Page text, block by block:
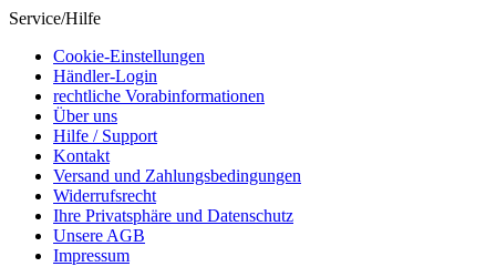
Service/Hilfe
Cookie-Einstellungen
Händler-Login
rechtliche Vorabinformationen
Über uns
Hilfe / Support
Kontakt
Versand und Zahlungsbedingungen
Widerrufsrecht
Ihre Privatsphäre und Datenschutz
Unsere AGB
Impressum